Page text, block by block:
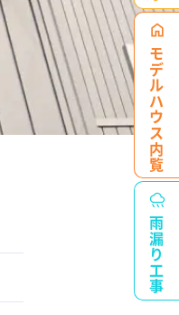
モデルハウス
内覧
雨漏り工事